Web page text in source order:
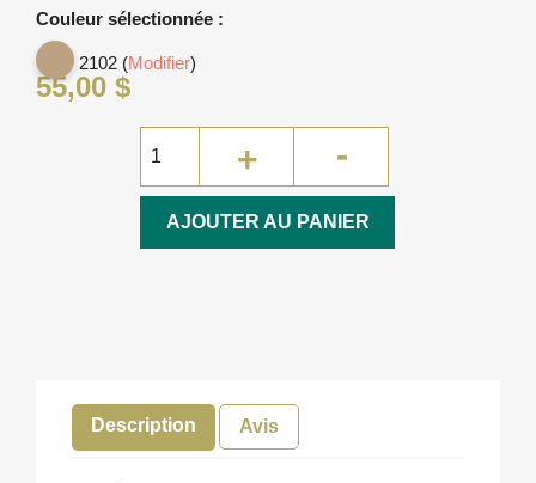
Couleur sélectionnée :
2102 (Modifier)
55,00 $
AJOUTER AU PANIER
Description Avis